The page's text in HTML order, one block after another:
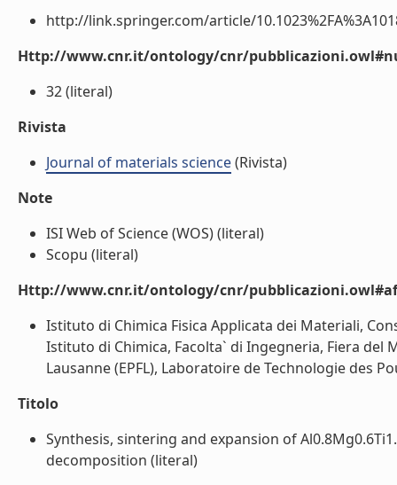
http://link.springer.com/article/
Http://www.cnr.it/ontology/cnr/
32 (literal)
Rivista
Journal of materials science(Rivista)
Note
ISI Web of Science (WOS) (literal)
Scopu (literal)
Http://www.cnr.it/ontology/cnr/
Istituto di Chimica Fisica Applicata dei Materiali,
Istituto di Chimica, Facolta` di Ingegneria, Fiera del
Lausanne (EPFL), Laboratoire de Technologie des
Titolo
Synthesis, sintering and expansion of
decomposition (literal)